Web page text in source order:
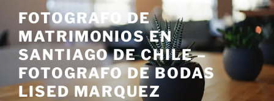
contenido
FOTOGRAFO DE
MATRIMONIOS EN
SANTIAGO DE CHILE –
FOTOGRAFO DE BODAS
LISED MARQUEZ